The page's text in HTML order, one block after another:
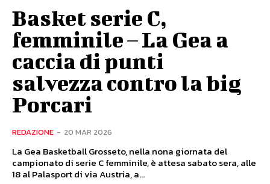
Basket serie C,
femminile – La Gea a
caccia di punti
salvezza contro la big
Porcari
REDAZIONE - 20 MAR 2026
La Gea Basketball Grosseto, nella nona giornata del
campionato di serie C femminile, è attesa sabato sera, alle
18 al Palasport di via Austria, a...